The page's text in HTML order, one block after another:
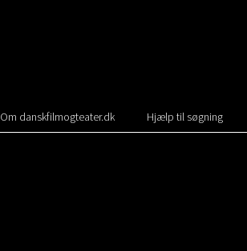
Om danskfilmogteater.dk Hjælp til søgning